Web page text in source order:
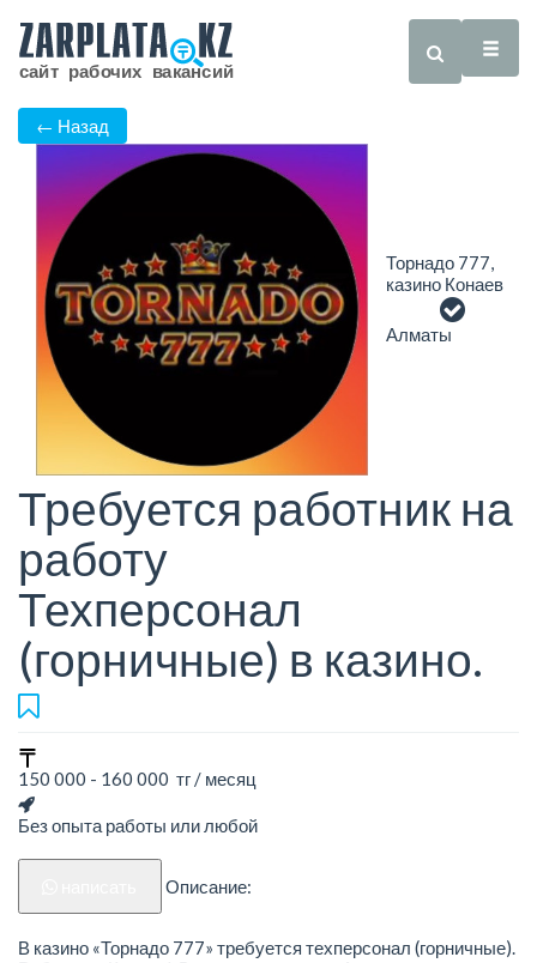
← Назад
Торнадо 777,
казино Конаев
Алматы
Требуется работник на
работу
Техперсонал
(горничные) в казино.
150 000 - 160 000 тг / месяц
Без опыта работы или любой
Описание:
В казино «Торнадо 777» требуется техперсонал (горничные).